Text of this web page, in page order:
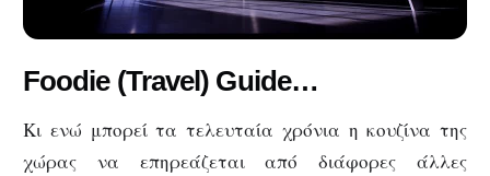
Foodie (Travel) Guide…
Κι ενώ μπορεί τα τελευταία χρόνια η κουζίνα της
χώρας να επηρεάζεται από διάφορες άλλες